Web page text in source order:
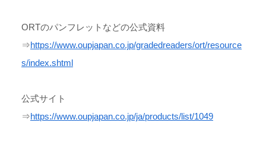
ORTのパンフレットなどの公式資料
⇒https://www.oupjapan.co.jp/gradedreaders/ort/resource
s/index.shtml
公式サイト
⇒https://www.oupjapan.co.jp/ja/products/list/1049